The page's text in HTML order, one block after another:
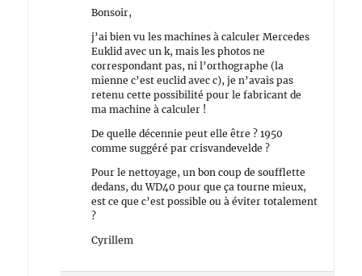
Bonsoir,
j’ai bien vu les machines à calculer Mercedes
Euklid avec un k, mais les photos ne
correspondant pas, ni l’orthographe (la
mienne c’est euclid avec c), je n’avais pas
retenu cette possibilité pour le fabricant de
ma machine à calculer !
De quelle décennie peut elle être ? 1950
comme suggéré par crisvandevelde ?
Pour le nettoyage, un bon coup de soufflette
dedans, du WD40 pour que ça tourne mieux,
est ce que c’est possible ou à éviter totalement
?
Cyrillem